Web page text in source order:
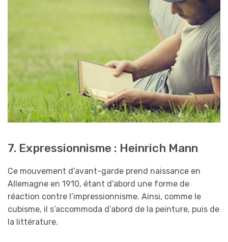
7. Expressionnisme : Heinrich Mann
Ce mouvement d’avant-garde prend naissance en
Allemagne en 1910, étant d’abord une forme de
réaction contre l’impressionnisme. Ainsi, comme le
cubisme, il s’accommoda d’abord de la peinture, puis de
la littérature.